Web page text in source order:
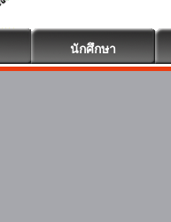
นักศึกษา